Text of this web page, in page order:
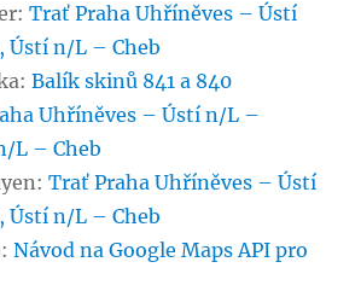
:Trať Praha Uhříněves – Ústí
Ústí n/L – Cheb
:Balík skinů 841 a 840
Uhříněves – Ústí n/L –
L – Cheb
:Trať Praha Uhříněves – Ústí
Ústí n/L – Cheb
:Návod na Google Maps API pro